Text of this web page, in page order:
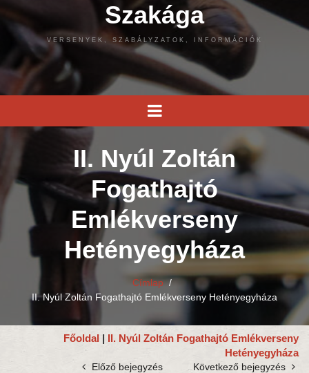
Szakága
VERSENYEK, SZABÁLYZATOK, INFORMÁCIÓK
II. Nyúl Zoltán
Fogathajtó
Emlékverseny
Hetényegyháza
Címlap/
II. Nyúl Zoltán Fogathajtó Emlékverseny Hetényegyháza
Főoldal | II. Nyúl Zoltán Fogathajtó Emlékverseny
Hetényegyháza
Előző bejegyzés Következő bejegyzés